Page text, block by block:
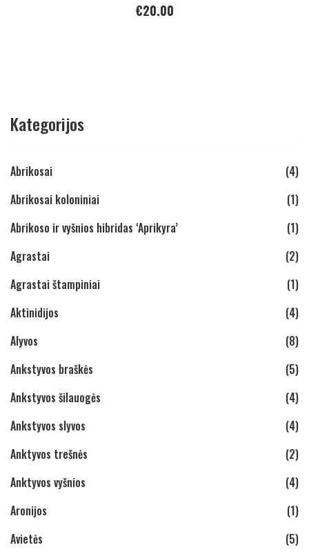
€20.00
Kategorijos
Abrikosai
(4)
Abrikosai koloniniai
(1)
Abrikoso ir vyšnios hibridas ‘Aprikyra’
(1)
Agrastai
(2)
Agrastai štampiniai
(1)
Aktinidijos
(4)
Alyvos
(8)
Ankstyvos braškės
(5)
Ankstyvos šilauogės
(4)
Ankstyvos slyvos
(4)
Anktyvos trešnės
(2)
Anktyvos vyšnios
(4)
Aronijos
(1)
Avietės
(5)